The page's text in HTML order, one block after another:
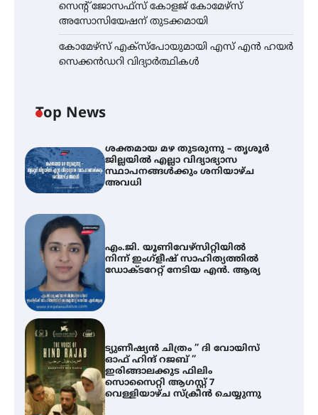
സെന്റ് ജോസഫ്സ് കോളജ് കോമേഴ്‌സ്
അസോസിയേഷന് തുടക്കമായി
കോമേഴ്സ് എക്സ്പോയുമായി എസ് എൻ ഹയർ
സെക്കൻഡറി വിദ്യാർത്ഥികൾ
Top News
ശക്തമായ മഴ തുടരുന്നു – തൃശൂർ
ജില്ലയിൽ എല്ലാ വിദ്യാഭ്യാസ
സ്ഥാപനങ്ങൾക്കും ശനിയാഴ്ച
അവധി
എം.ജി. യൂണിവേഴ്‌സിറ്റിയിൽ
നിന്ന് ഇംഗ്ളീഷ് സാഹിത്യത്തിൽ
ഡോക്ടറേറ്റ് നേടിയ എൻ. ആര്യ
ട്യുണീഷ്യൻ ചിത്രം ” ദി വോയിസ്
ഓഫ് ഹിന്ദ് റജബ് ”
ഇരിങ്ങാലക്കുട ഫിലിം
സൊസൈറ്റി ആഗസ്റ്റ് 7
വെള്ളിയാഴ്ച സ്‌ക്രീൻ ചെയ്യുന്നു